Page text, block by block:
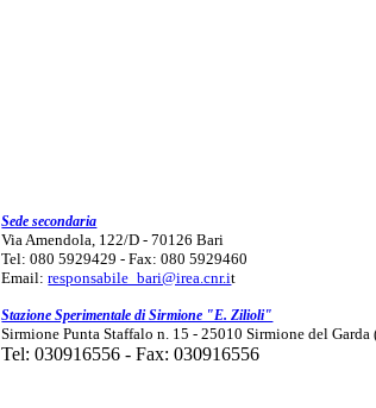
Sede secondaria
Via Amendola, 122/D - 70126 Bari
Tel: 080 5929429 - Fax: 080 5929460
Email:responsabile_bari@irea.cnr.it
Stazione Sperimentale di Sirmione "E. Zilioli"
Sirmione Punta Staffalo n. 15 - 25010 Sirmione del Garda
Tel: 030916556 - Fax: 030916556